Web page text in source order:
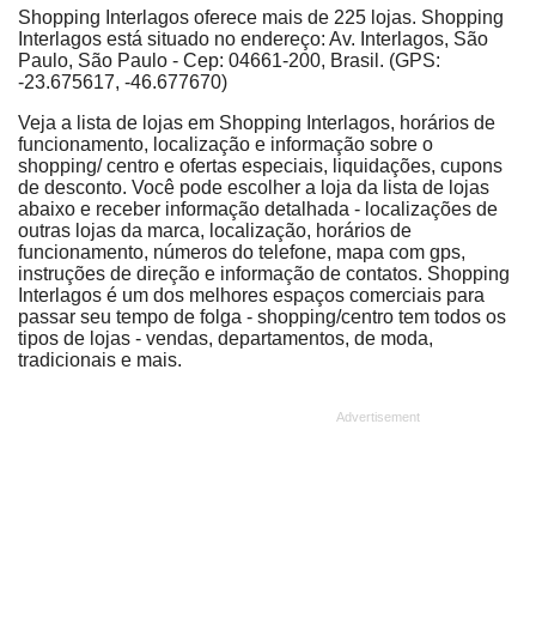
Shopping Interlagos oferece mais de 225 lojas. Shopping
Interlagos está situado no endereço: Av. Interlagos, São
Paulo, São Paulo - Cep: 04661-200, Brasil. (GPS:
-23.675617, -46.677670)
Veja a lista de lojas em Shopping Interlagos, horários de
funcionamento, localização e informação sobre o
shopping/ centro e ofertas especiais, liquidações, cupons
de desconto. Você pode escolher a loja da lista de lojas
abaixo e receber informação detalhada - localizações de
outras lojas da marca, localização, horários de
funcionamento, números do telefone, mapa com gps,
instruções de direção e informação de contatos. Shopping
Interlagos é um dos melhores espaços comerciais para
passar seu tempo de folga - shopping/centro tem todos os
tipos de lojas - vendas, departamentos, de moda,
tradicionais e mais.